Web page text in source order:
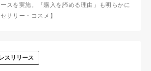
スを実施。「購入を諦める理由」も明らかに
サリー・コスメ】
スリリース